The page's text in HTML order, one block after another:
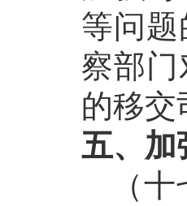
等问
察部
的移交
五、加
（十